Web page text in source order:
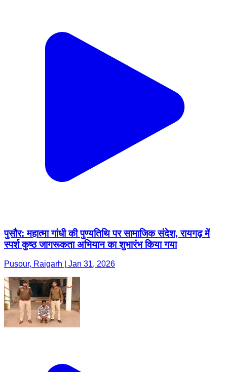
पुसौर: महात्मा गांधी की पुण्यतिथि पर सामाजिक संदेश, रायगढ़ में
स्पर्श कुष्ठ जागरूकता अभियान का शुभारंभ किया गया
Pusour, Raigarh | Jan 31, 2026